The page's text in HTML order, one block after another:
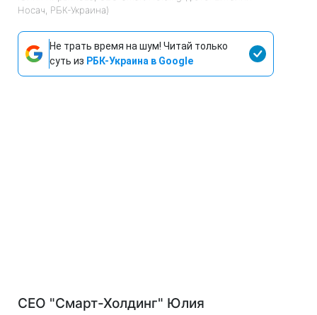
Носач, РБК-Украина)
Не трать время на шум! Читай только
суть из РБК-Украина в Google
СЕО "Смарт-Холдинг" Юлия